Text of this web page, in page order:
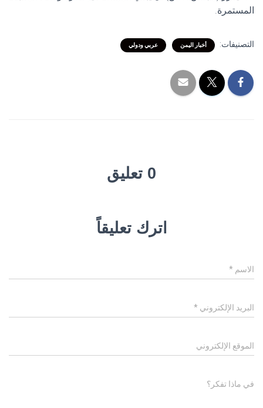
المستمرة.
التصنيفات: أخبار اليمن عربي ودولي
0 تعليق
اترك تعليقاً
الاسم *
البريد الإلكتروني *
الموقع الإلكتروني
في ماذا تفكر؟